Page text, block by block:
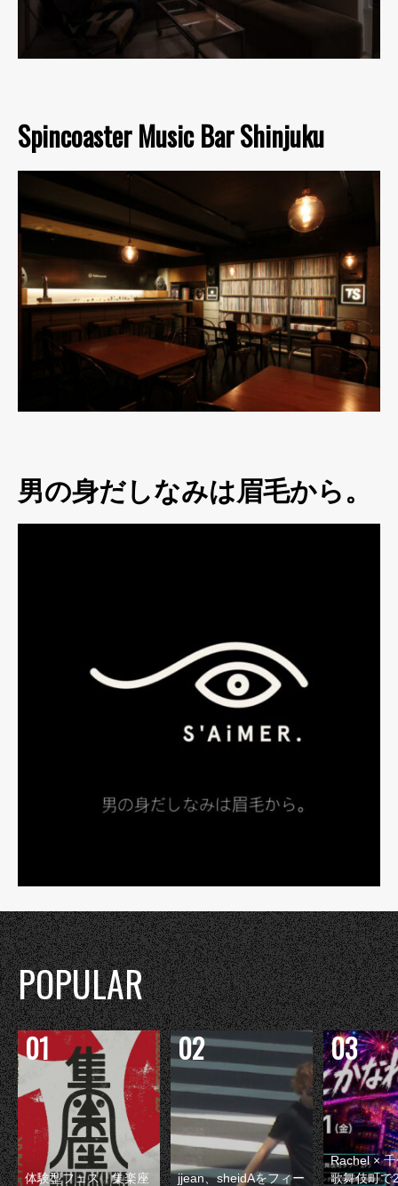
Spincoaster Music Bar Shinjuku
男の身だしなみは眉毛から。
POPULAR
体験型フェス『集楽座
jjean、sheidAをフィー
Rachel ×
歌舞伎町で